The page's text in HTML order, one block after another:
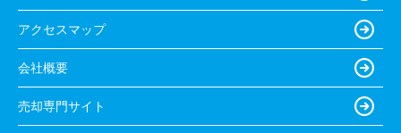
アクセスマップ
会社概要
売却専門サイト